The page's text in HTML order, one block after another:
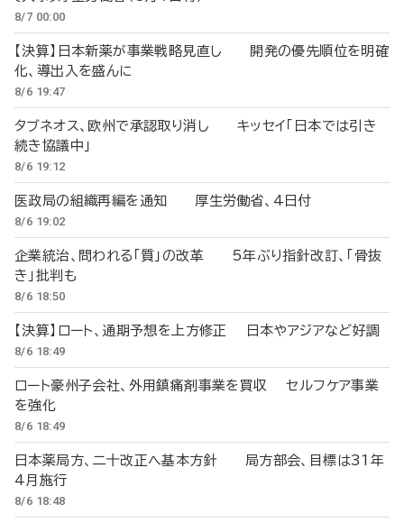
8/7 00:00
【決算】日本新薬が事業戦略見直し 開発の優先順位を明確
化、導出入を盛んに
8/6 19:47
タブネオス、欧州で承認取り消し キッセイ「日本では引き
続き協議中」
8/6 19:12
医政局の組織再編を通知 厚生労働省、4日付
8/6 19:02
企業統治、問われる「質」の改革 5年ぶり指針改訂、「骨抜
き」批判も
8/6 18:50
【決算】ロート、通期予想を上方修正 日本やアジアなど好調
8/6 18:49
ロート豪州子会社、外用鎮痛剤事業を買収 セルフケア事業
を強化
8/6 18:49
日本薬局方、二十改正へ基本方針 局方部会、目標は31年
4月施行
8/6 18:48